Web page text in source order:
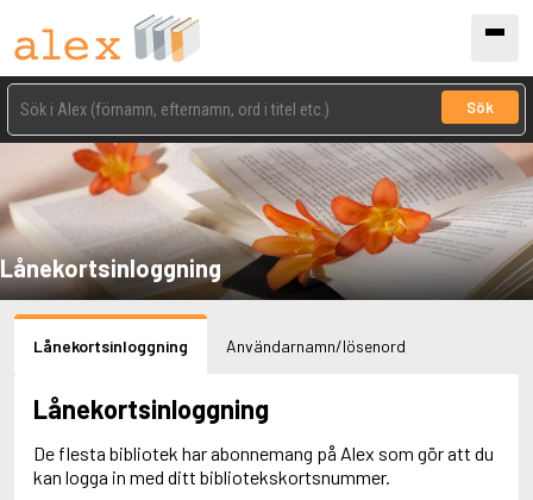
Sök
Lånekortsinloggning
Lånekortsinloggning Användarnamn/lösenord
Lånekortsinloggning
De flesta bibliotek har abonnemang på Alex som gör att du
kan logga in med ditt bibliotekskortsnummer.